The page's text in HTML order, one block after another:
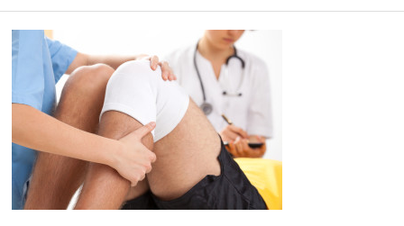
el
procedimiento
de
reemplazo
cadera
nuevo?